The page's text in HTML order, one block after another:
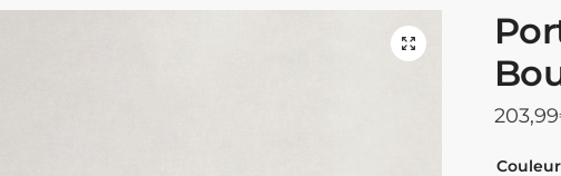
203,99
Couleur